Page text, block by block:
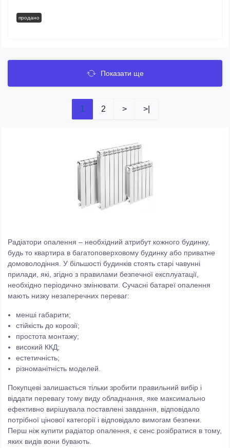
продано
Показати ще
1 2 > >|
Радіатори опалення – необхідний атрибут кожного будинку,
будь то квартира в багатоповерховому будинку або приватне
домоволодіння. У більшості будинків стоять старі чавунні
прилади, які, згідно з правилами безпечної експлуатації,
необхідно періодично змінювати. Сучасні батареї опалення
мають низку незаперечних переваг:
менші габарити;
стійкість до корозії;
простота монтажу;
високий ККД;
естетичність;
різноманітність моделей.
Покупцеві залишається тільки зробити правильний вибір і
віддати перевагу тому виду обладнання, яке максимально
ефективно вирішувала поставлені завдання, відповідало
потрібної цінової категорії і відповідало вимогам безпеки.
Перш ніж купити радіатор опалення, є сенс розібратися в тому,
яких видів вони бувають.